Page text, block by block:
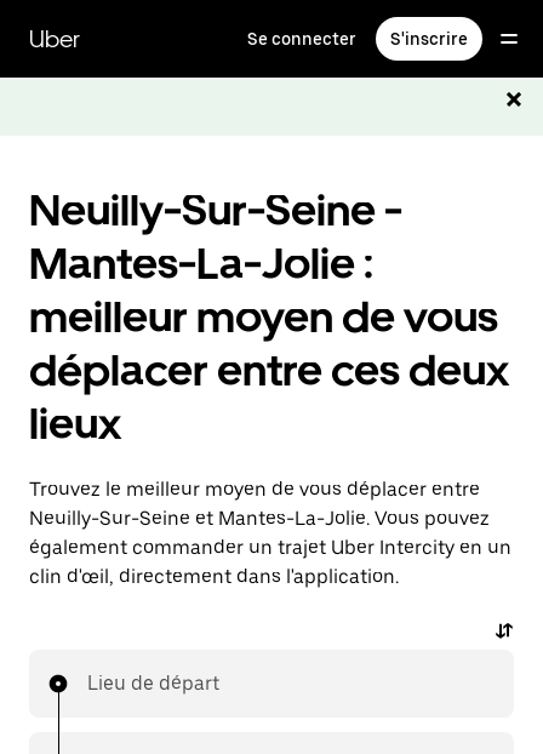
contenu
principal
Uber Se connecter S'inscrire
Neuilly-Sur-Seine -
Mantes-La-Jolie :
meilleur moyen de vous
déplacer entre ces deux
lieux
Trouvez le meilleur moyen de vous déplacer entre
Neuilly-Sur-Seine et Mantes-La-Jolie. Vous pouvez
également commander un trajet Uber Intercity en un
clin d'œil, directement dans l'application.
Lieu de départ